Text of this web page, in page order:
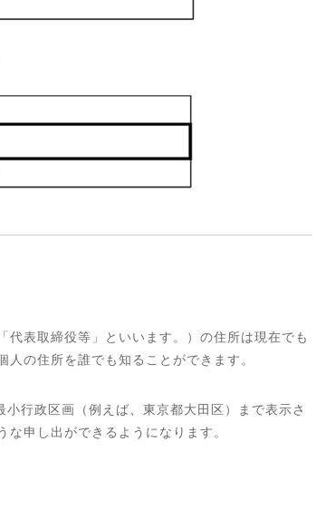
表取締役等」といいます。）の住所は現在でも
の住所を誰でも知ることができます。
行政区画（例えば、東京都大田区）まで表示さ
申し出ができるようになります。